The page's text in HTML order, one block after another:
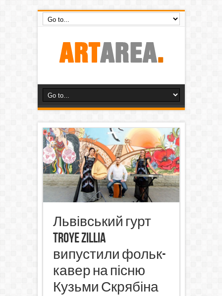
Львівський гурт
Troye Zillia
випустили фольк-
кавер на пісню
Кузьми Скрябіна